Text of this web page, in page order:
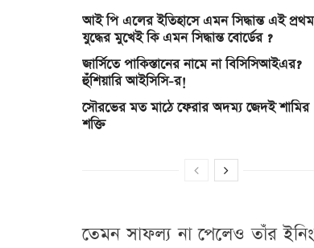
আই পি এলের ইতিহাসে এমন সিদ্ধান্ত এই
যুদ্ধের মুখেই কি এমন সিদ্ধান্ত বোর্ডের ?
জার্সিতে পাকিস্তানের নামে না বিসিসিআইএর?
হুঁশিয়ারি আইসিসি-র!
সৌরভের মত মাঠে ফেরার অদম্য জেদই শামির
শক্তি
তেমন সাফল্য না পেলেও তাঁর